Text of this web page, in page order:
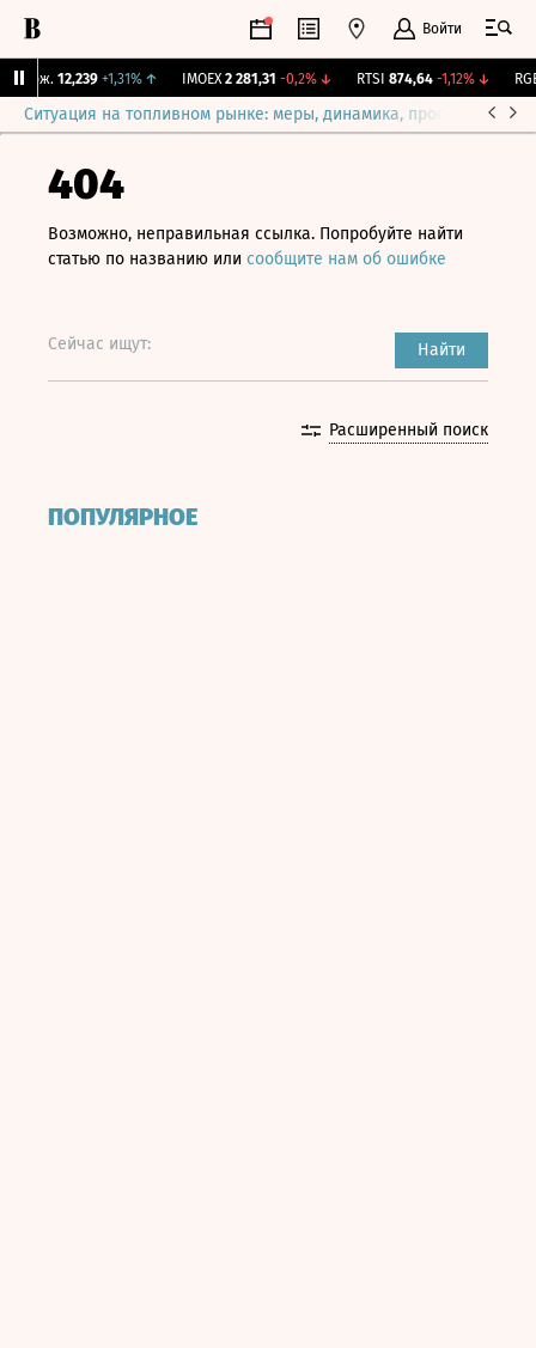
Войти
Бирж. 12,239 +1,31% ↑ IMOEX 2 281,31 -0,2%↓ RTSI 874,64 -1,12%↓ RGBI
Ситуация на топливном рынке: меры, динамика, прогнозы
404
Возможно, неправильная ссылка. Попробуйте найти
статью по названию или сообщите нам об ошибке
Сейчас ищут: Найти
Расширенный поиск
ПОПУЛЯРНОЕ